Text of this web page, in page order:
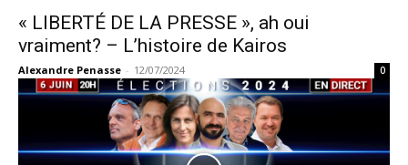
« LIBERTÉ DE LA PRESSE », ah oui
vraiment? – L’histoire de Kairos
Alexandre Penasse - 12/07/2024 0